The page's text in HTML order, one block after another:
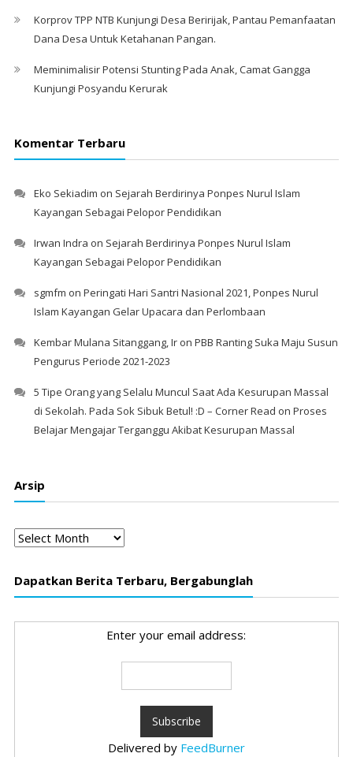
Korprov TPP NTB Kunjungi Desa Beririjak, Pantau Pemanfaatan
Dana Desa Untuk Ketahanan Pangan.
Meminimalisir Potensi Stunting Pada Anak, Camat Gangga
Kunjungi Posyandu Kerurak
Komentar Terbaru
Eko Sekiadim on Sejarah Berdirinya Ponpes Nurul Islam
Kayangan Sebagai Pelopor Pendidikan
Irwan Indra on Sejarah Berdirinya Ponpes Nurul Islam
Kayangan Sebagai Pelopor Pendidikan
sgmfm on Peringati Hari Santri Nasional 2021, Ponpes Nurul
Islam Kayangan Gelar Upacara dan Perlombaan
Kembar Mulana Sitanggang, Iron PBB Ranting Suka Maju Susun
Pengurus Periode 2021-2023
5 Tipe Orang yang Selalu Muncul Saat Ada Kesurupan Massal
di Sekolah. Pada Sok Sibuk Betul! :D – Corner Read on Proses
Belajar Mengajar Terganggu Akibat Kesurupan Massal
Arsip
Arsip
Dapatkan Berita Terbaru, Bergabunglah
Enter your email address:
Delivered by FeedBurner